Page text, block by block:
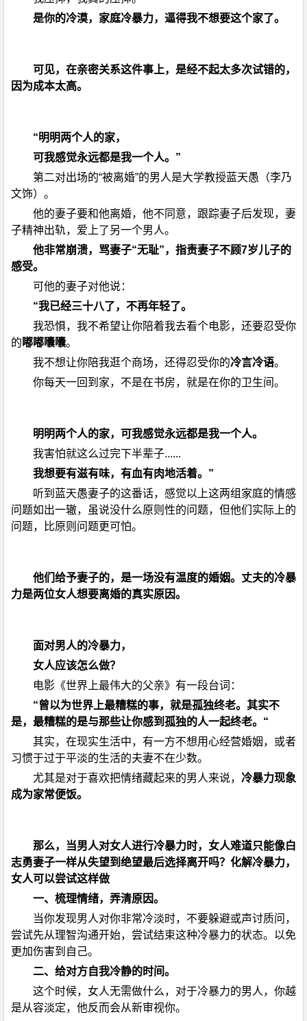
是你的冷漠，家庭冷暴力，逼得我不想要这个家了。
可见，在亲密关系这件事上，是经不起太多次试错的，
因为成本太高。
“明明两个人的家，
可我感觉永远都是我一个人。”
第二对出场的“被离婚”的男人是大学教授蓝天愚（李乃
文饰）。
他的妻子要和他离婚，他不同意，跟踪妻子后发现，妻
子精神出轨，爱上了另一个男人。
他非常崩溃，骂妻子“无耻”，指责妻子不顾7岁儿子的
感受。
可他的妻子对他说：
“我已经三十八了，不再年轻了。
我恐惧，我不希望让你陪着我去看个电影，还要忍受你
的嘟嘟囔囔。
我不想让你陪我逛个商场，还得忍受你的冷言冷语。
你每天一回到家，不是在书房，就是在你的卫生间。
明明两个人的家，可我感觉永远都是我一个人。
我害怕就这么过完下半辈子......
我想要有滋有味，有血有肉地活着。”
听到蓝天愚妻子的这番话，感觉以上这两组家庭的情感
问题如出一辙，虽说没什么原则性的问题，但他们实际上的
问题，比原则问题更可怕。
他们给予妻子的，是一场没有温度的婚姻。丈夫的冷暴
力是两位女人想要离婚的真实原因。
面对男人的冷暴力，
女人应该怎么做？
电影《世界上最伟大的父亲》有一段台词：
“曾以为世界上最糟糕的事，就是孤独终老。其实不
是，最糟糕的是与那些让你感到孤独的人一起终老。“
其实，在现实生活中，有一方不想用心经营婚姻，或者
习惯于过于平淡的生活的夫妻不在少数。
尤其是对于喜欢把情绪藏起来的男人来说， 冷暴力现象
成为家常便饭。
那么，当男人对女人进行冷暴力时，女人难道只能像白
志勇妻子一样从失望到绝望最后选择离开吗？化解冷暴力，
女人可以尝试这样做
一、梳理情绪，弄清原因。
当你发现男人对你非常冷淡时，不要躲避或声讨质问，
尝试先从理智沟通开始，尝试结束这种冷暴力的状态。以免
更加伤害到自己。
二、给对方自我冷静的时间。
这个时候，女人无需做什么，对于冷暴力的男人，你越
是从容淡定，他反而会从新审视你。